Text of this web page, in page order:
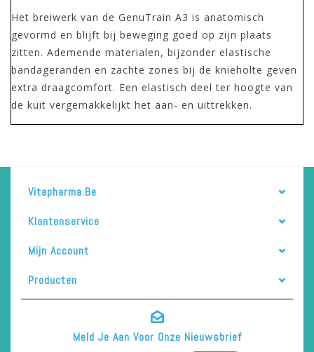
Het breiwerk van de GenuTrain A3 is anatomisch
gevormd en blijft bij beweging goed op zijn plaats
zitten. Ademende materialen, bijzonder elastische
bandageranden en zachte zones bij de knieholte geven
extra draagcomfort. Een elastisch deel ter hoogte van
de kuit vergemakkelijkt het aan- en uittrekken.
Vitapharma.be
Klantenservice
Mijn Account
Producten
Meld Je Aan Voor Onze Nieuwsbrief